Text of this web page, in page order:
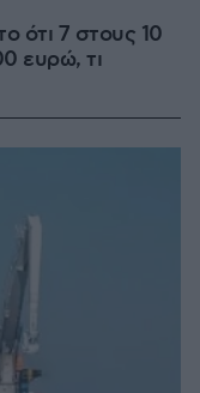
ότι 7 στους 10
ευρώ, τι